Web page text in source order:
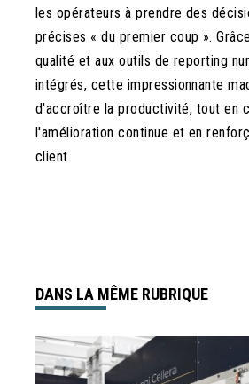
les opérateurs à prendre des
précises « du premier coup ».
qualité et aux outils de reporting
intégrés, cette impressionnante
d'accroître la productivité, tout en
l'amélioration continue et en
client.
DANS LA MÊME RUBRIQUE